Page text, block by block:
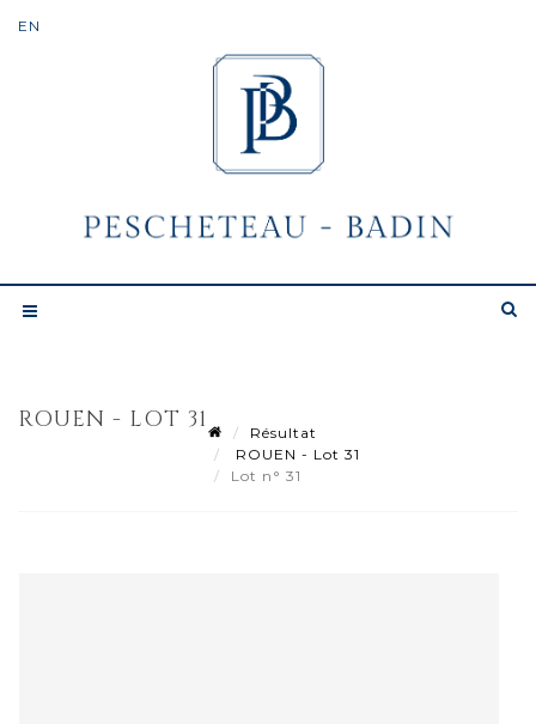
ROUEN - LOT 31
Résultat
ROUEN - Lot 31
Lot n° 31